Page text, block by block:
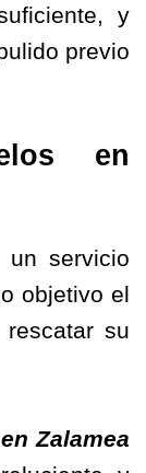
y
previo
en
un servicio
objetivo el
su
Zalamea